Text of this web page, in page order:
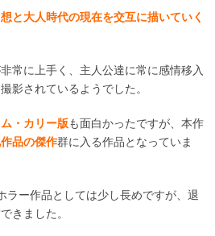
と大人時代の現在を交互に描いていく
常に上手く、主人公達に常に感情移入
影されているようでした。
・カリー版も面白かったですが、本作
品の傑作群に入る作品となっていま
ラー作品としては少し長めですが、退
きました。